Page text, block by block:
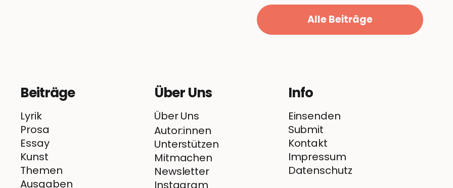
Alle Beiträge
Beiträge
Lyrik
Prosa
Essay
Kunst
Themen
Ausgaben
Über Uns
Über Uns
Autor:innen
Unterstützen
Mitmachen
Newsletter
Instagram
Info
Einsenden
Submit
Kontakt
Impressum
Datenschutz